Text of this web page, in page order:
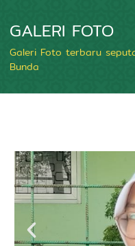
GALERI FOTO
Galeri Foto terbaru
Bunda